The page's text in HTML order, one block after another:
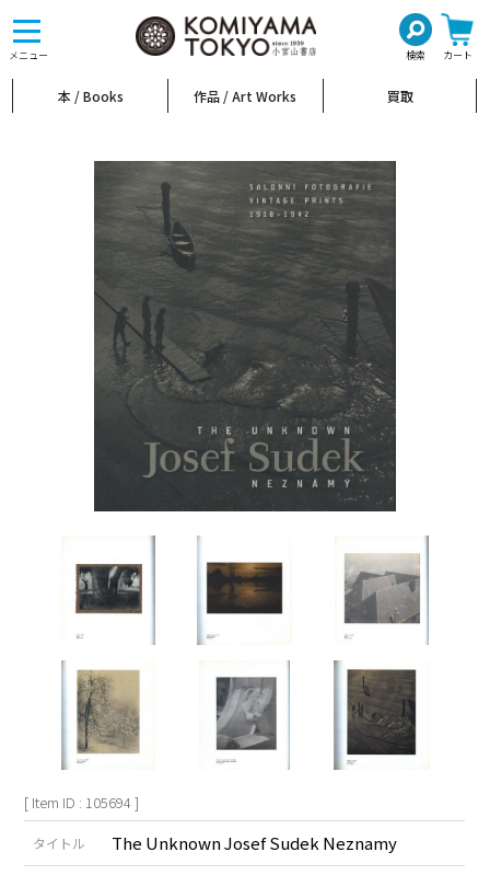
メニュー 検索 カート
toggle
navigation
本 / Books 作品 / Art Works 買取
[ Item ID : 105694 ]
タイトル The Unknown Josef Sudek Neznamy